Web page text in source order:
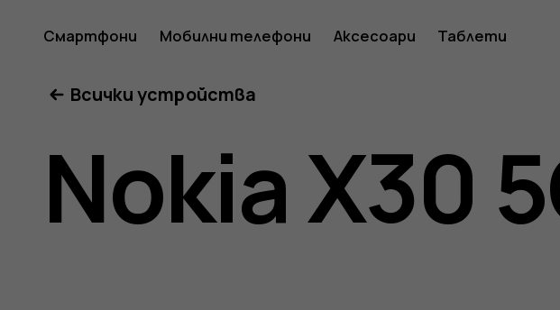
на
Смартфони Мобилни телефони Аксесоари Таблети
Всички устройства
Nokia X30